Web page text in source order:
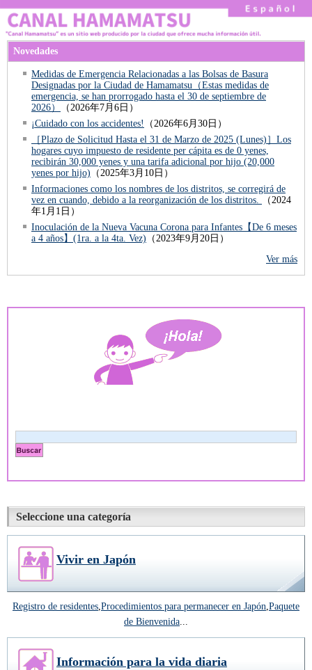
Novedades
Medidas de Emergencia Relacionadas a las Bolsas de Basura
Designadas por la Ciudad de Hamamatsu（Estas medidas de
emergencia, se han prorrogado hasta el 30 de septiembre de
2026）
（2026年7月6日）
¡Cuidado con los accidentes!
（2026年6月30日）
［Plazo de Solicitud Hasta el 31 de Marzo de 2025 (Lunes)］Los
hogares cuyo impuesto de residente per cápita es de 0 yenes,
recibirán 30,000 yenes y una tarifa adicional por hijo (20,000
yenes por hijo) （2025年3月10日）
Informaciones como los nombres de los distritos, se corregirá de
vez en cuando, debido a la reorganización de los distritos.
（2024
年1月1日）
Inoculación de la Nueva Vacuna Corona para Infantes【De 6 meses
a 4 años】(1ra. a la 4ta. Vez) （2023年9月20日）
Ver más
Seleccione una categoría
Vivir en Japón
Registro de residentes,Procedimientos para permanecer en Japón,Paquete
de Bienvenida...
Información para la vida diaria